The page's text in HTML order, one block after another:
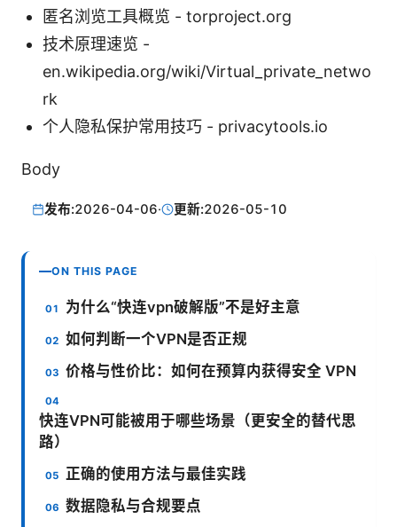
匿名浏览工具概览 - torproject.org
技术原理速览 -
en.wikipedia.org/wiki/Virtual_private_netwo
rk
个人隐私保护常用技巧 - privacytools.io
Body
发布:2026-04-06· 更新:2026-05-10
ON THIS PAGE
为什么“快连vpn破解版”不是好主意
如何判断一个VPN是否正规
价格与性价比：如何在预算内获得安全 VPN
快连VPN可能被用于哪些场景（更安全的替代思
路）
正确的使用方法与最佳实践
数据隐私与合规要点